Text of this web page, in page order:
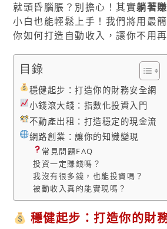
就頭昏腦脹？別擔心！其實躺著賺
小白也能輕鬆上手！我們將用最
你如何打造自動收入，讓你不用
目錄
穩健起步：打造你的財務安全網
小錢滾大錢：指數化投資入門
不動產出租：打造穩定的現金流
網路創業：讓你的知識變現
常見問題FAQ
投資一定賺錢嗎？
我沒有很多錢，也能投資嗎？
被動收入真的能實現嗎？
穩健起步：打造你的財